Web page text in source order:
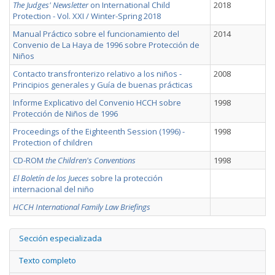
The Judges' Newsletteron International Child
Protection - Vol. XXI / Winter-Spring 2018
2018
Manual Práctico sobre el funcionamiento del
Convenio de La Haya de 1996 sobre Protección de
Niños
2014
Contacto transfronterizo relativo a los niños -
Principios generales y Guía de buenas prácticas
2008
Informe Explicativo del Convenio HCCH sobre
Protección de Niños de 1996
1998
Proceedings of the Eighteenth Session (1996) -
Protection of children
1998
CD-ROM the Children's Conventions
1998
El Boletín de los Jueces sobre la protección
internacional del niño
HCCH International Family Law Briefings
Sección especializada
Texto completo